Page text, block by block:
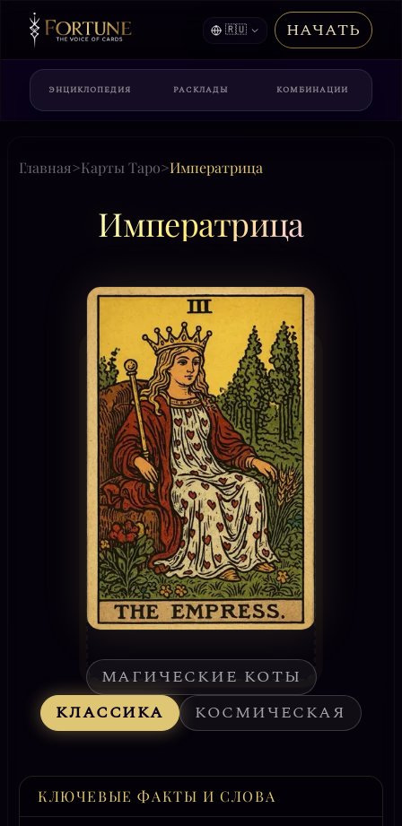
🇷🇺 НАЧАТЬ
ЭНЦИКЛОПЕДИЯ РАСКЛАДЫ КОМБИНАЦИИ
Главная>Карты Таро>Императрица
Императрица
МАГИЧЕСКИЕ КОТЫ
КЛАССИКА
КОСМИЧЕСКАЯ
КЛЮЧЕВЫЕ ФАКТЫ И СЛОВА